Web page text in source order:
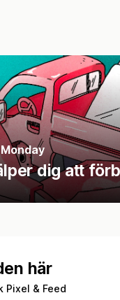
dig att
här
Pixel & Feed